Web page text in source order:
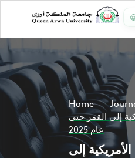
Home
إلى القمر حتى
عام 2025
إلى